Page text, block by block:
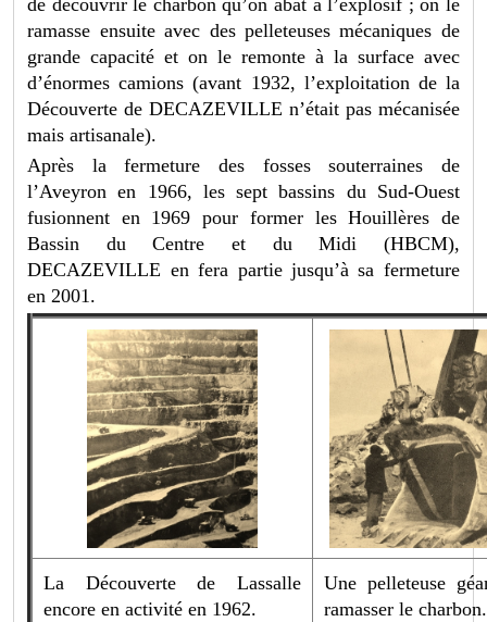
de découvrir le charbon qu’on abat à l’explosif ; on le
ramasse ensuite avec des pelleteuses mécaniques de
grande capacité et on le remonte à la surface avec
d’énormes camions (avant 1932, l’exploitation de la
Découverte de DECAZEVILLE n’était pas mécanisée
mais artisanale).
Après la fermeture des fosses souterraines de
l’Aveyron en 1966, les sept bassins du Sud-Ouest
fusionnent en 1969 pour former les Houillères de
Bassin du Centre et du Midi (HBCM),
DECAZEVILLE en fera partie jusqu’à sa fermeture
en 2001.
La Découverte de Lassalle
encore en activité en 1962.
Une pelleteuse
ramasser le charbon.